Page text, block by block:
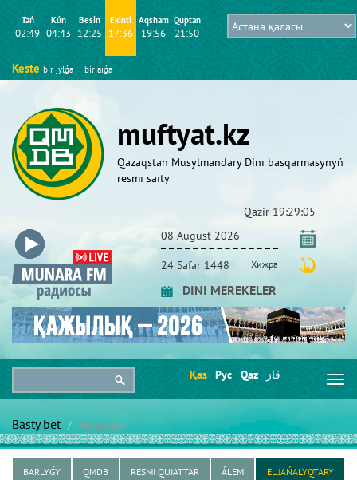
Tań
02:49
Kún
04:43
Besіn
12:25
Ekіntі
17:36
Aqsham
19:56
Quptan
21:50
Keste bіr jylǵa bіr aıǵa
muftyat.kz
Qazaqstan Musylmandary Dіnı basqarmasynyń
resmı saıty
Qazіr 19:29:06
08 August 2026
24 Safar 1448 Хижра
DINI MEREKELER
Қаз Рус Qaz قاز
Basty bet Jańalyqtar
BARLYǴY QMDB RESMI QUJATTAR ÁLEM EL JAŃALYQTARY